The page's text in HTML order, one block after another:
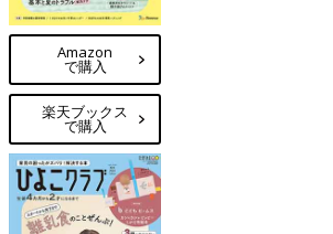
Amazon
で購入
楽天ブックス
で購入